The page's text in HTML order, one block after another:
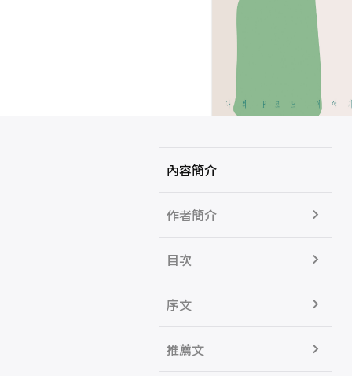
內容簡介
作者簡介
目次
序文
推薦文